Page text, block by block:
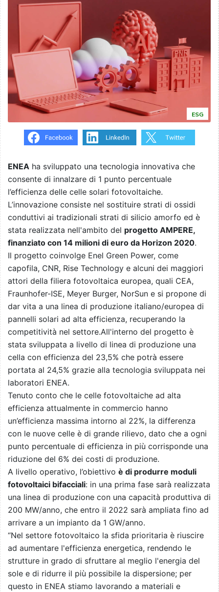
ESG
ENEA ha sviluppato una tecnologia innovativa che
consente di innalzare di 1 punto percentuale
l’efficienza delle celle solari fotovoltaiche.
L’innovazione consiste nel sostituire strati di ossidi
conduttivi ai tradizionali strati di silicio amorfo ed è
stata realizzata nell'ambito del progetto AMPERE,
finanziato con 14 milioni di euro da Horizon 2020.
Il progetto coinvolge Enel Green Power, come
capofila, CNR, Rise Technology e alcuni dei maggiori
attori della filiera fotovoltaica europea, quali CEA,
Fraunhofer-ISE, Meyer Burger, NorSun e si propone di
dar vita a una linea di produzione italiano/europea di
pannelli solari ad alta efficienza, recuperando la
competitività nel settore.All'interno del progetto è
stata sviluppata a livello di linea di produzione una
cella con efficienza del 23,5% che potrà essere
portata al 24,5% grazie alla tecnologia sviluppata nei
laboratori ENEA.
Tenuto conto che le celle fotovoltaiche ad alta
efficienza attualmente in commercio hanno
un’efficienza massima intorno al 22%, la differenza
con le nuove celle è di grande rilievo, dato che a ogni
punto percentuale di efficienza in più corrisponde una
riduzione del 6% dei costi di produzione.
A livello operativo, l’obiettivo è di produrre moduli
fotovoltaici bifacciali: in una prima fase sarà realizzata
una linea di produzione con una capacità produttiva di
200 MW/anno, che entro il 2022 sarà ampliata fino ad
arrivare a un impianto da 1 GW/anno.
“Nel settore fotovoltaico la sfida prioritaria è riuscire
ad aumentare l'efficienza energetica, rendendo le
strutture in grado di sfruttare al meglio l'energia del
sole e di ridurre il più possibile la dispersione; per
questo in ENEA stiamo lavorando a materiali e